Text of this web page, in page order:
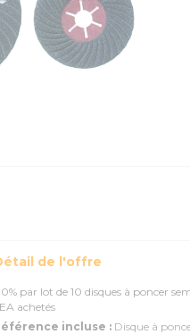
de l'offre
par lot de 10 disques à poncer
achetés
incluse : Disque à